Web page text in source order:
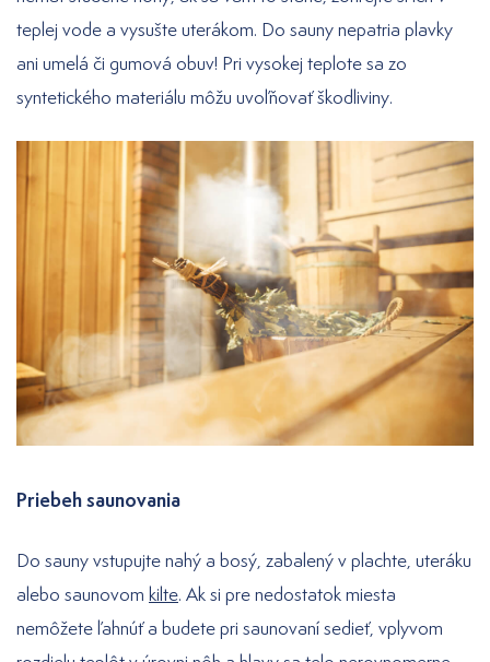
teplej vode a vysušte uterákom. Do sauny nepatria plavky
ani umelá či gumová obuv! Pri vysokej teplote sa zo
syntetického materiálu môžu uvoľňovať škodliviny.
Priebeh saunovania
Do sauny vstupujte nahý a bosý, zabalený v plachte, uteráku
alebo saunovom kilte. Ak si pre nedostatok miesta
nemôžete ľahnúť a budete pri saunovaní sedieť, vplyvom